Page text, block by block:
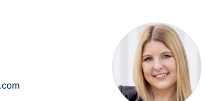
com